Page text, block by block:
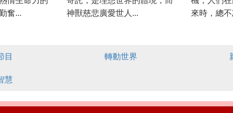
奮...
神獸慈悲廣愛世人...
來時，總
目 轉動世界
慧